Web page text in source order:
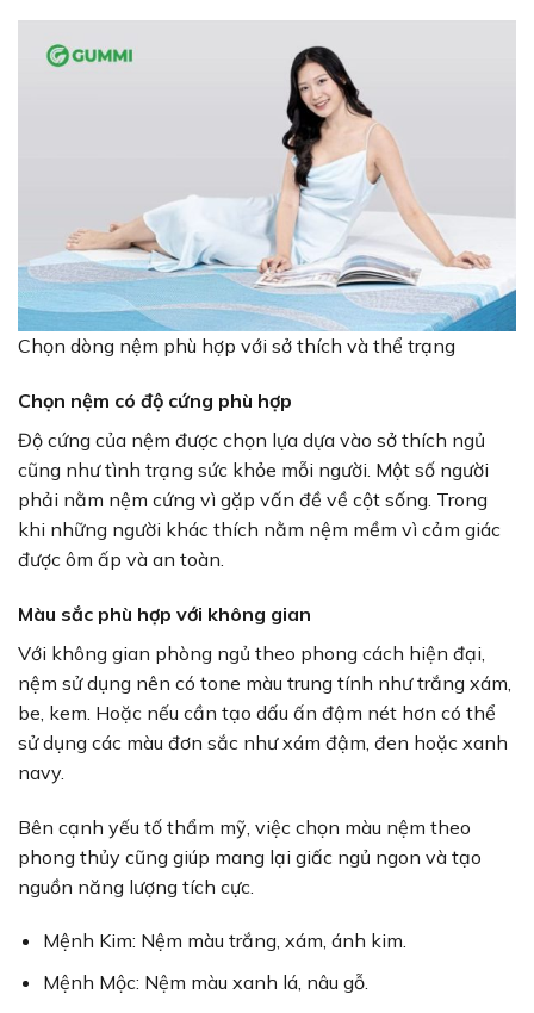
Chọn dòng nệm phù hợp với sở thích và thể trạng
Chọn nệm có độ cứng phù hợp
Độ cứng của nệm được chọn lựa dựa vào sở thích ngủ
cũng như tình trạng sức khỏe mỗi người. Một số người
phải nằm nệm cứng vì gặp vấn đề về cột sống. Trong
khi những người khác thích nằm nệm mềm vì cảm giác
được ôm ấp và an toàn.
Màu sắc phù hợp với không gian
Với không gian phòng ngủ theo phong cách hiện đại,
nệm sử dụng nên có tone màu trung tính như trắng xám,
be, kem. Hoặc nếu cần tạo dấu ấn đậm nét hơn có thể
sử dụng các màu đơn sắc như xám đậm, đen hoặc xanh
navy.
Bên cạnh yếu tố thẩm mỹ, việc chọn màu nệm theo
phong thủy cũng giúp mang lại giấc ngủ ngon và tạo
nguồn năng lượng tích cực.
Mệnh Kim: Nệm màu trắng, xám, ánh kim.
Mệnh Mộc: Nệm màu xanh lá, nâu gỗ.